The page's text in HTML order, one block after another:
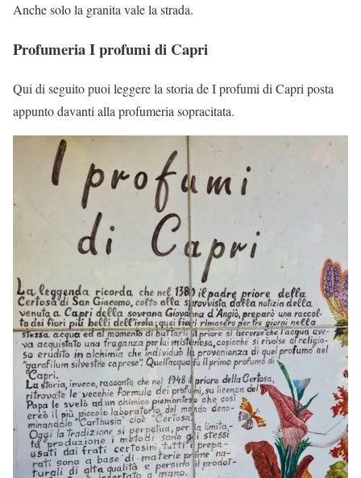
Anche solo la granita vale la strada.
Profumeria I profumi di Capri
Qui di seguito puoi leggere la storia de I profumi di Capri posta
appunto davanti alla profumeria sopracitata.